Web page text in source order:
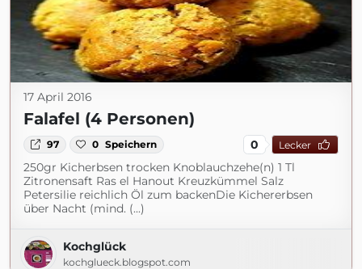
17 April 2016
Falafel (4 Personen)
97 0 Speichern 0 Lecker
250gr Kicherbsen trocken Knoblauchzehe(n) 1 Tl
Zitronensaft Ras el Hanout Kreuzkümmel Salz
Petersilie reichlich Öl zum backenDie Kichererbsen
über Nacht (mind. (...)
Kochglück
kochglueck.blogspot.com